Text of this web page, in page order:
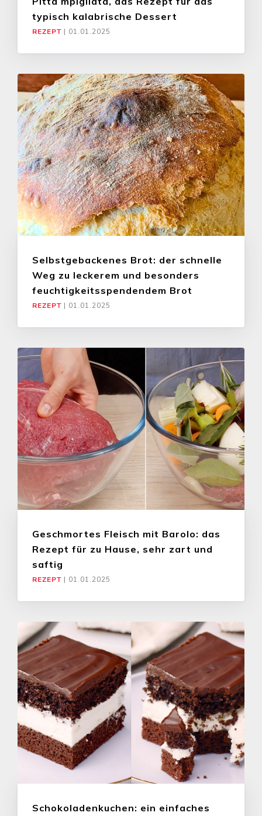
typisch kalabrische Dessert
REZEPT | 01.01.2025
Selbstgebackenes Brot: der schnelle
Weg zu leckerem und besonders
feuchtigkeitsspendendem Brot
REZEPT | 01.01.2025
Geschmortes Fleisch mit Barolo: das
Rezept für zu Hause, sehr zart und
saftig
REZEPT | 01.01.2025
Schokoladenkuchen: ein einfaches